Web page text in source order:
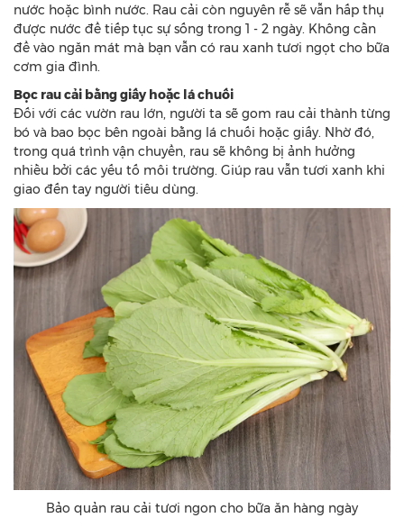
nước hoặc bình nước. Rau cải còn nguyên rễ sẽ vẫn hấp thụ
được nước để tiếp tục sự sống trong 1 - 2 ngày. Không cần
để vào ngăn mát mà bạn vẫn có rau xanh tươi ngọt cho bữa
cơm gia đình.
Bọc rau cải bằng giấy hoặc lá chuối
Đối với các vườn rau lớn, người ta sẽ gom rau cải thành từng
bó và bao bọc bên ngoài bằng lá chuối hoặc giấy. Nhờ đó,
trong quá trình vận chuyển, rau sẽ không bị ảnh hưởng
nhiều bởi các yếu tố môi trường. Giúp rau vẫn tươi xanh khi
giao đến tay người tiêu dùng.
Bảo quản rau cải tươi ngon cho bữa ăn hàng ngày